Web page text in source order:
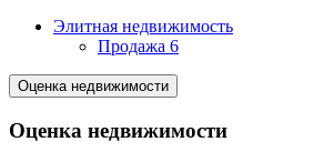
Элитная недвижимость
Продажа 6
Оценка недвижимости
Оценка недвижимости